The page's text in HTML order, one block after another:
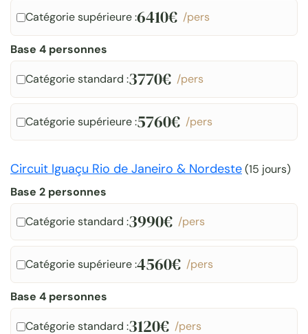
Catégorie supérieure :6410€ /pers
Base 4 personnes
Catégorie standard :3770€ /pers
Catégorie supérieure :5760€ /pers
Circuit Iguaçu Rio de Janeiro & Nordeste(15 jours)
Base 2 personnes
Catégorie standard :3990€ /pers
Catégorie supérieure :4560€ /pers
Base 4 personnes
Catégorie standard :3120€ /pers